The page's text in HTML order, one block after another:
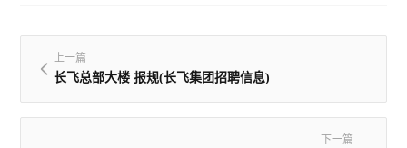
上一篇
长飞总部大楼 报规(长飞集团招聘信息)
下一篇